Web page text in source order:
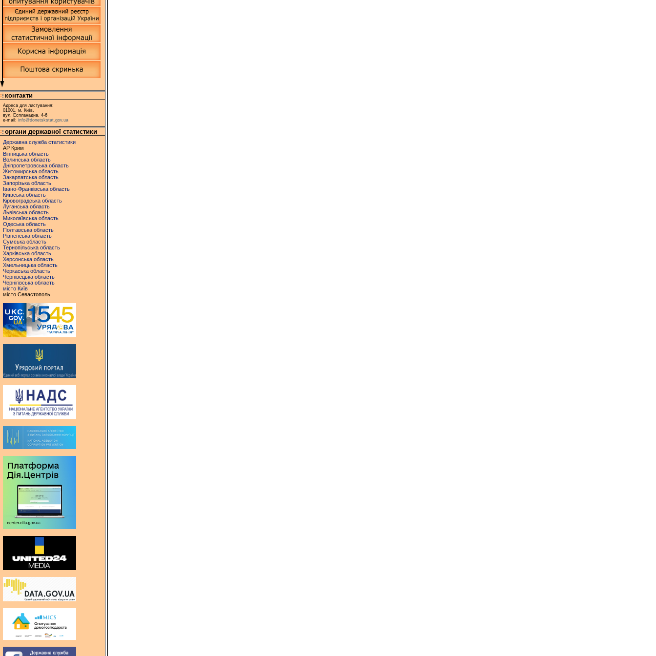
контакти
Адреса для листування:
01001, м. Київ,
вул. Еспланадна, 4-6
e-mail: info@donetskstat.gov.ua
органи державної статистики
Державна служба статистики
АР Крим
Вінницька область
Волинська область
Дніпропетровська область
Житомирська область
Закарпатська область
Запорізька область
Івано-Франківська область
Київська область
Кіровоградська область
Луганська область
Львівська область
Миколаївська область
Одеська область
Полтавська область
Рівненська область
Сумська область
Тернопільська область
Харківська область
Херсонська область
Хмельницька область
Черкаська область
Чернівецька область
Чернігівська область
місто Київ
місто Севастополь